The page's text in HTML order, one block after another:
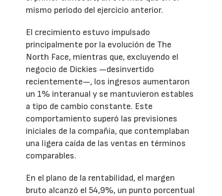
mismo periodo del ejercicio anterior.
El crecimiento estuvo impulsado
principalmente por la evolución de The
North Face, mientras que, excluyendo el
negocio de Dickies —desinvertido
recientemente—, los ingresos aumentaron
un 1% interanual y se mantuvieron estables
a tipo de cambio constante. Este
comportamiento superó las previsiones
iniciales de la compañía, que contemplaban
una ligera caída de las ventas en términos
comparables.
En el plano de la rentabilidad, el margen
bruto alcanzó el 54,9%, un punto porcentual